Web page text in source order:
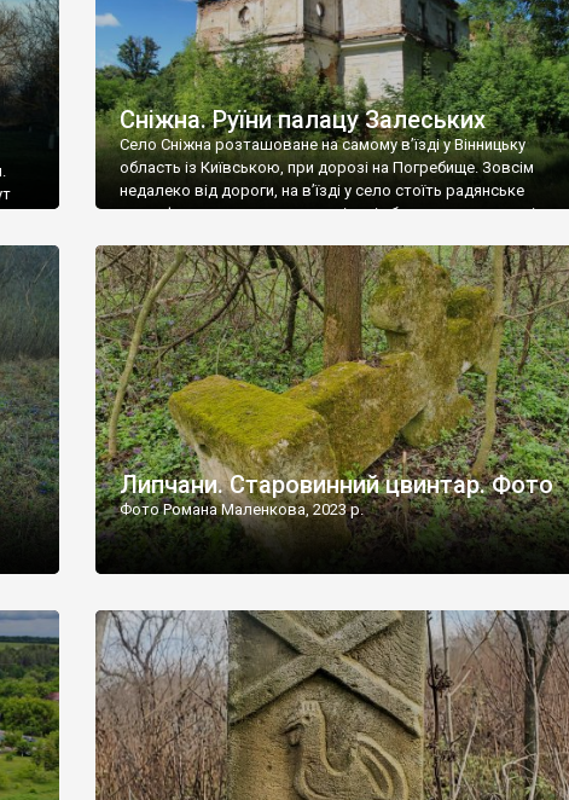
Сніжна. Руїни палацу Залеських
Село Сніжна розташоване на самому в’їзді у Вінницьку
область із Київською, при дорозі на Погребище. Зовсім
недалеко від дороги, на в’їзді у село стоїть радянське
рельєфне пано, яке показує жінку і яблуню, а трохи далі,
дороги їх не видно, але видно дві стареньких колії у траві –
[…]
Липчани. Старовинний цвинтар. Фото
Фото Романа Маленкова, 2023 р.